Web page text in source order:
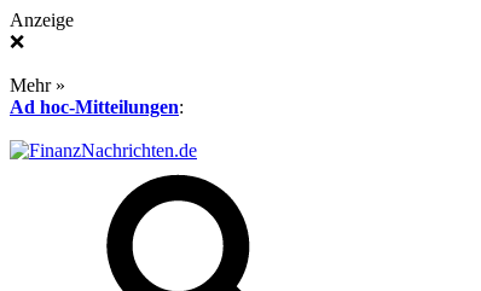
Anzeige
❌
Mehr »
Ad hoc-Mitteilungen: